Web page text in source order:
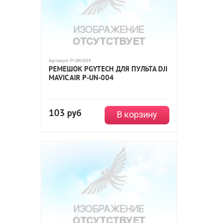
Артикул: P-UN-004
РЕМЕШОК PGYTECH ДЛЯ ПУЛЬТА DJI
MAVIC AIR P-UN-004
103 руб В корзину